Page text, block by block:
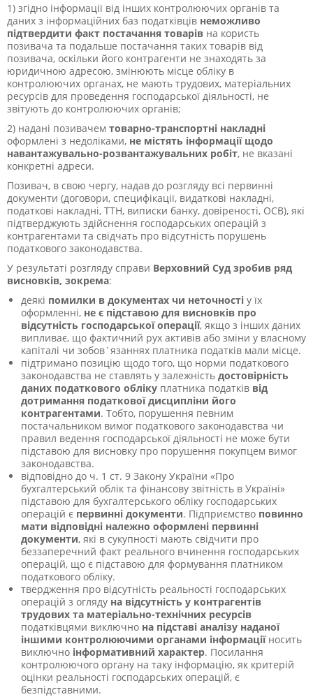
1) згідно інформації від інших контролюючих органів та
даних з інформаційних баз податківців неможливо
підтвердити факт постачання товарів на користь
позивача та подальше постачання таких товарів від
позивача, оскільки його контрагенти не знаходять за
юридичною адресою, змінюють місце обліку в
контролюючих органах, не мають трудових, матеріальних
ресурсів для проведення господарської діяльності, не
звітують до контролюючих органів;
2) надані позивачем товарно-транспортні накладні
оформлені з недоліками, не містять інформації щодо
навантажувально-розвантажувальних робіт, не вказані
конкретні адреси.
Позивач, в свою чергу, надав до розгляду всі первинні
документи (договори, специфікації, видаткові накладні,
податкові накладні, ТТН, виписки банку, довіреності, ОСВ), які
підтверджують здійснення господарських операцій з
контрагентами та свідчать про відсутність порушень
податкового законодавства.
У результаті розгляду справи Верховний Суд зробив ряд
висновків, зокрема:
деякі помилки в документах чи неточності у їх
оформленні, не є підставою для висновків про
відсутність господарської операції, якщо з інших даних
випливає, що фактичний рух активів або зміни у власному
капіталі чи зобов`язаннях платника податків мали місце.
підтримано позицію щодо того, що норми податкового
законодавства не ставлять у залежність достовірність
даних податкового обліку платника податків від
дотримання податкової дисципліни його
контрагентами. Тобто, порушення певним
постачальником вимог податкового законодавства чи
правил ведення господарської діяльності не може бути
підставою для висновку про порушення покупцем вимог
законодавства.
відповідно до ч. 1 ст. 9 Закону України «Про
бухгалтерський облік та фінансову звітність в Україні»
підставою для бухгалтерського обліку господарських
операцій є первинні документи. Підприємство повинно
мати відповідні належно оформлені первинні
документи, які в сукупності мають свідчити про
беззаперечний факт реального вчинення господарських
операцій, що є підставою для формування платником
податкового обліку.
твердження про відсутність реальності господарських
операцій з огляду на відсутність у контрагентів
трудових та матеріально-технічних ресурсів
податківцями виключно на підставі аналізу наданої
іншими контролюючими органами інформаціїносить
виключно інформативний характер. Посилання
контролюючого органу на таку інформацію, як критерій
оцінки реальності господарських операцій, є
безпідставними.